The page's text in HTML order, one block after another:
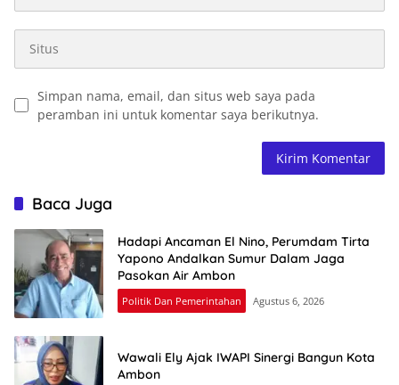
Simpan nama, email, dan situs web saya pada
peramban ini untuk komentar saya berikutnya.
Baca Juga
Hadapi Ancaman El Nino, Perumdam Tirta
Yapono Andalkan Sumur Dalam Jaga
Pasokan Air Ambon
Politik Dan Pemerintahan Agustus 6, 2026
Wawali Ely Ajak IWAPI Sinergi Bangun Kota
Ambon